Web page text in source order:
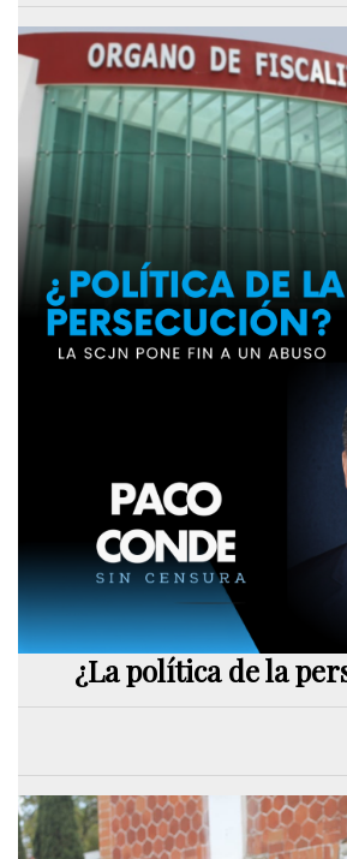
¿La política de la